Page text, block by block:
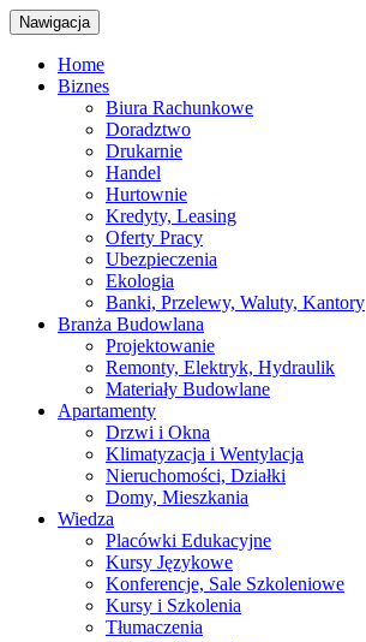
Nawigacja
Home
Biznes
Biura Rachunkowe
Doradztwo
Drukarnie
Handel
Hurtownie
Kredyty, Leasing
Oferty Pracy
Ubezpieczenia
Ekologia
Banki, Przelewy, Waluty, Kantory
Branża Budowlana
Projektowanie
Remonty, Elektryk, Hydraulik
Materiały Budowlane
Apartamenty
Drzwi i Okna
Klimatyzacja i Wentylacja
Nieruchomości, Działki
Domy, Mieszkania
Wiedza
Placówki Edukacyjne
Kursy Językowe
Konferencje, Sale Szkoleniowe
Kursy i Szkolenia
Tłumaczenia